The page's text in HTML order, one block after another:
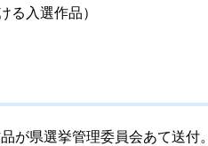
る入選作品）
が県選挙管理委員会あて送付。